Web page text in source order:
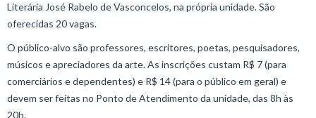
Literária José Rabelo de Vasconcelos, na própria unidade. São
oferecidas 20 vagas.
O público-alvo são professores, escritores, poetas, pesquisadores,
músicos e apreciadores da arte. As inscrições custam R$ 7 (para
comerciários e dependentes) e R$ 14 (para o público em geral) e
devem ser feitas no Ponto de Atendimento da unidade, das 8h às
20h.